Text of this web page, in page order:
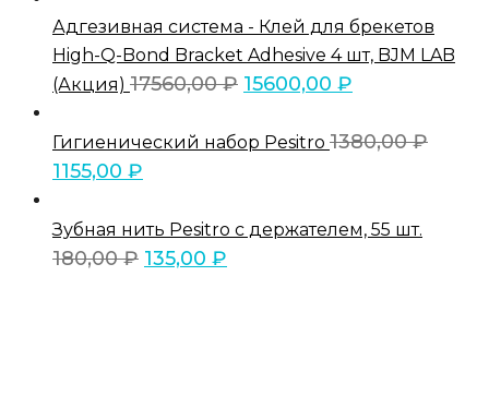
Адгезивная система - Клей для брекетов
High-Q-Bond Bracket Adhesive 4 шт, BJM LAB
(Акция) 17560,00₽ 15600,00 ₽
Гигиенический набор Pesitro 1380,00₽
1155,00 ₽
Зубная нить Pesitro с держателем, 55 шт.
180,00₽ 135,00 ₽